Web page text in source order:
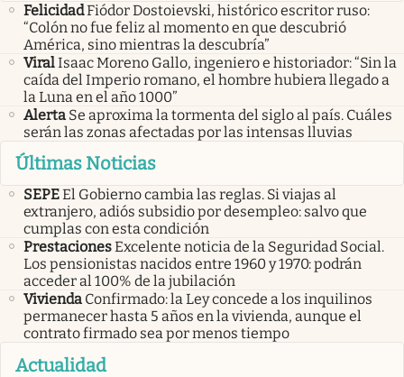
FelicidadFiódor Dostoievski, histórico escritor ruso:
“Colón no fue feliz al momento en que descubrió
América, sino mientras la descubría”
ViralIsaac Moreno Gallo, ingeniero e historiador: “Sin la
caída del Imperio romano, el hombre hubiera llegado a
la Luna en el año 1000”
Alerta Se aproxima la tormenta del siglo al país. Cuáles
serán las zonas afectadas por las intensas lluvias
Últimas Noticias
SEPEEl Gobierno cambia las reglas. Si viajas al
extranjero, adiós subsidio por desempleo: salvo que
cumplas con esta condición
PrestacionesExcelente noticia de la Seguridad Social.
Los pensionistas nacidos entre 1960 y 1970: podrán
acceder al 100% de la jubilación
Vivienda Confirmado: la Ley concede a los inquilinos
permanecer hasta 5 años en la vivienda, aunque el
contrato firmado sea por menos tiempo
Actualidad